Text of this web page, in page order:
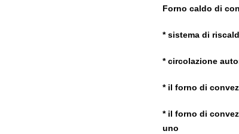
Forno caldo di
* sistema di
* circolazione
* il forno di
* il forno di
uno